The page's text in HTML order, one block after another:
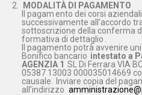
MODALITÀ DI PAGAMENTO
Il pagam ento dei corsi
successivamente all’accordo
sottoscrizione della conferma
formativa di dettaglio
Il pagamento potrà avvenire
Bonifico bancario intestato a
AGENZIA 1 SL Di Ferrara VIA
05387 13003 000035014669
causale.
Inviare copia del
all’indirizzo